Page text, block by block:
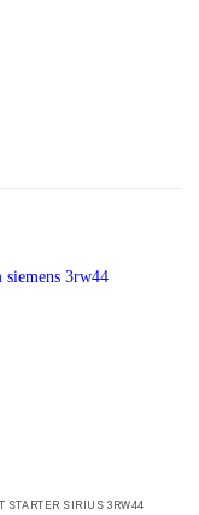
STARTER SIRIUS 3RW44